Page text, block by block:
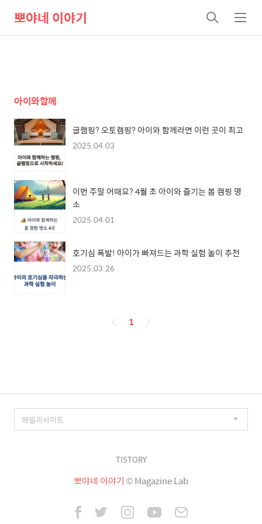
뽀야네 이야기
검
색
메
뉴
아이와함께
글램핑? 오토캠핑? 아이와 함께라면 이런 곳이 최고
2025.04.03
이번 주말 어때요? 4월 초 아이와 즐기는 봄 캠핑 명
소
2025.04.01
호기심 폭발! 아이가 빠져드는 과학 실험 놀이 추천
2025.03.26
페
1
TISTORY
뽀야네 이야기 © Magazine Lab